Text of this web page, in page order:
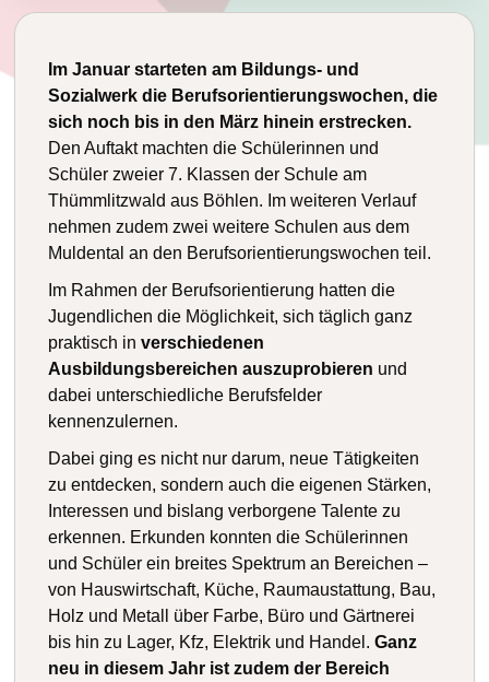
Im Januar starteten am Bildungs- und
Sozialwerk die Berufsorientierungswochen, die
sich noch bis in den März hinein erstrecken.
Den Auftakt machten die Schülerinnen und
Schüler zweier 7. Klassen der Schule am
Thümmlitzwald aus Böhlen. Im weiteren Verlauf
nehmen zudem zwei weitere Schulen aus dem
Muldental an den Berufsorientierungswochen teil.
Im Rahmen der Berufsorientierung hatten die
Jugendlichen die Möglichkeit, sich täglich ganz
praktisch inverschiedenen
Ausbildungsbereichen auszuprobieren und
dabei unterschiedliche Berufsfelder
kennenzulernen.
Dabei ging es nicht nur darum, neue Tätigkeiten
zu entdecken, sondern auch die eigenen Stärken,
Interessen und bislang verborgene Talente zu
erkennen. Erkunden konnten die Schülerinnen
und Schüler ein breites Spektrum an Bereichen –
von Hauswirtschaft, Küche, Raumaustattung, Bau,
Holz und Metall über Farbe, Büro und Gärtnerei
bis hin zu Lager, Kfz, Elektrik und Handel.Ganz
neu in diesem Jahr ist zudem der Bereich